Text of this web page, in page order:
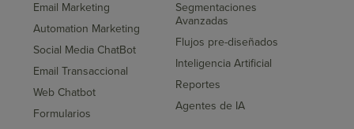
Email Marketing
Automation Marketing
Social Media ChatBot
Email Transaccional
Web Chatbot
Formularios
Segmentaciones
Avanzadas
Flujos pre-diseñados
Inteligencia Artificial
Reportes
Agentes de IA